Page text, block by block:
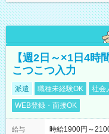
【週2日～×1日4時
こつこつ入力
派遣 職種未経験OK 社会
WEB登録・面接OK
給与
時給1900円～